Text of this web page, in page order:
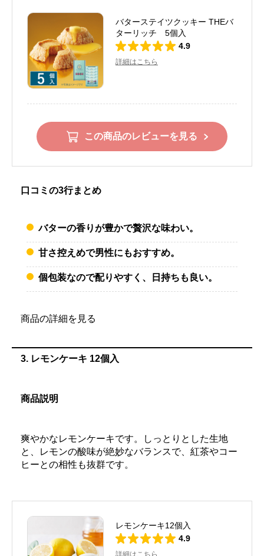
バターステイツクッキー THEバ
ターリッチ 5個入
4.9
詳細はこちら
この商品のレビューを見る
口コミの3行まとめ
バターの香りが豊かで贅沢な味わい。
甘さ控えめで男性にもおすすめ。
個包装なので配りやすく、日持ちも良い。
商品の詳細を見る
3. レモンケーキ 12個入
商品説明
爽やかなレモンケーキです。しっとりとした生地
と、レモンの酸味が絶妙なバランスで、紅茶やコー
ヒーとの相性も抜群です。
レモンケーキ12個入
4.9
詳細はこちら